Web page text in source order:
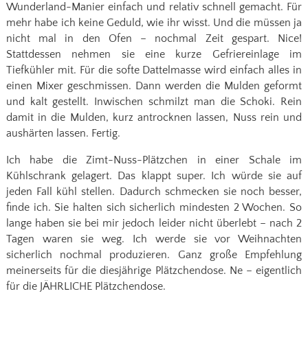
Wunderland-Manier einfach und relativ schnell gemacht. Für
mehr habe ich keine Geduld, wie ihr wisst. Und die müssen ja
nicht mal in den Ofen – nochmal Zeit gespart. Nice!
Stattdessen nehmen sie eine kurze Gefriereinlage im
Tiefkühler mit. Für die softe Dattelmasse wird einfach alles in
einen Mixer geschmissen. Dann werden die Mulden geformt
und kalt gestellt. Inwischen schmilzt man die Schoki. Rein
damit in die Mulden, kurz antrocknen lassen, Nuss rein und
aushärten lassen. Fertig.
Ich habe die Zimt-Nuss-Plätzchen in einer Schale im
Kühlschrank gelagert. Das klappt super. Ich würde sie auf
jeden Fall kühl stellen. Dadurch schmecken sie noch besser,
finde ich. Sie halten sich sicherlich mindesten 2 Wochen. So
lange haben sie bei mir jedoch leider nicht überlebt – nach 2
Tagen waren sie weg. Ich werde sie vor Weihnachten
sicherlich nochmal produzieren. Ganz große Empfehlung
meinerseits für die diesjährige Plätzchendose. Ne – eigentlich
für die JÄHRLICHE Plätzchendose.